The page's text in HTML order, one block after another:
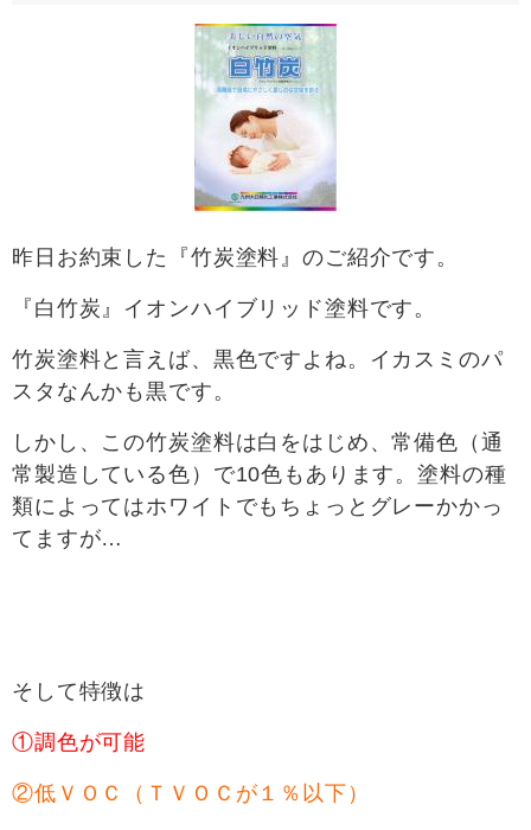
昨日お約束した『竹炭塗料』のご紹介です。
『白竹炭』イオンハイブリッド塗料です。
竹炭塗料と言えば、黒色ですよね。イカスミのパ
スタなんかも黒です。
しかし、この竹炭塗料は白をはじめ、常備色（通
常製造している色）で10色もあります。塗料の種
類によってはホワイトでもちょっとグレーかかっ
てますが…
そして特徴は
①調色が可能
②低ＶＯＣ（ＴＶＯＣが１％以下）